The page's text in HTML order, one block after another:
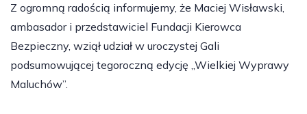
Z ogromną radością informujemy, że Maciej Wisławski,
ambasador i przedstawiciel Fundacji Kierowca
Bezpieczny, wziął udział w uroczystej Gali
podsumowującej tegoroczną edycję „Wielkiej Wyprawy
Maluchów”.